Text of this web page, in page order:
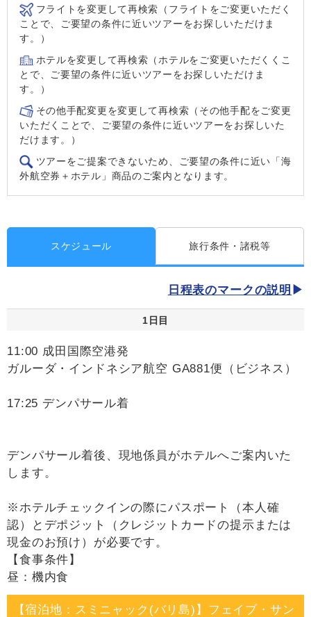
フライトを変更して再検索（フライトをご変更いただく
ことで、ご要望の条件に近いツアーをお探しいただけま
す。）
ホテルを変更して再検索（ホテルをご変更いただくくこ
とで、ご要望の条件に近いツアーをお探しいただけま
す。）
その他手配変更を変更して再検索（その他手配をご変更
いただくことで、ご要望の条件に近いツアーをお探しいた
だけます。）
ツアーをご提案できないため、ご要望の条件に近い「海
外航空券＋ホテル」商品のご案内となります。
スケジュール 旅行条件・諸税等
日程表のマークの説明
1日目
11:00 成田国際空港発
ガルーダ・インドネシア航空 GA881便（ビジネス）
17:25 デンパサール着
デンパサール着後、現地係員がホテルへご案内いた
します。
※ホテルチェックインの際にパスポート（本人確
認）とデポジット（クレジットカードの提示または
現金のお預け）が必要です。
【食事条件】
昼：機内食
【宿泊地：スミニャック(バリ島)】フェイブ・サン